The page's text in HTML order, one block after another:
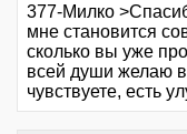
377-Милко
мне становится
сколько вы уже
всей души желаю
чувствуете, есть